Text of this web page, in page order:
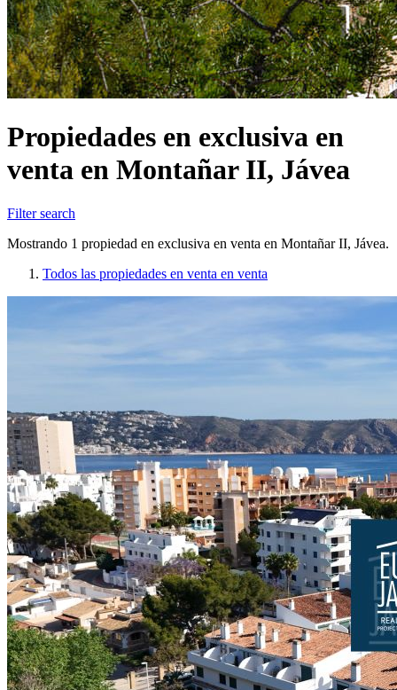
Propiedades en exclusiva en
venta en Montañar II, Jávea
Filter search
Mostrando 1 propiedad en exclusiva en venta en Montañar II, Jávea.
Todos las propiedades en venta en venta